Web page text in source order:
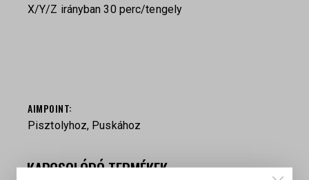
X/Y/Z irányban 30 perc/tengely
AIMPOINT
Pisztolyhoz, Puskához
KAPCSOLÓDÓ TERMÉKEK